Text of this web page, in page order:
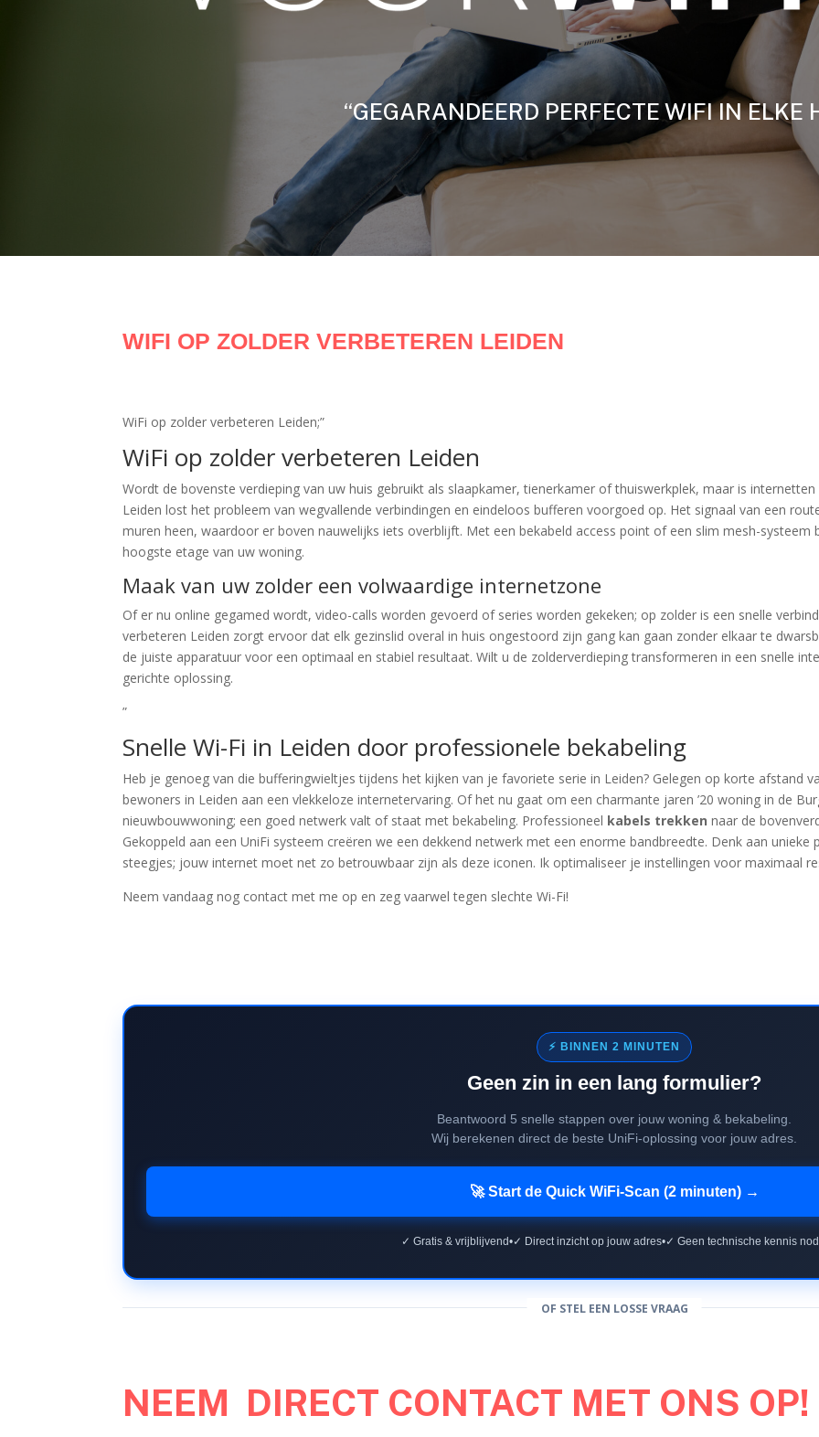
“GEGARANDEERD PERFECTE WIFI IN ELKE
WIFI OP ZOLDER VERBETEREN LEIDEN
WiFi op zolder verbeteren Leiden;”
WiFi op zolder verbeteren Leiden
Wordt de bovenste verdieping van uw huis gebruikt als slaapkamer, tienerkamer of thuiswerkplek, maar is
Leiden lost het probleem van wegvallende verbindingen en eindeloos bufferen voorgoed op. Het signaal van een
muren heen, waardoor er boven nauwelijks iets overblijft. Met een bekabeld access point of een slim mesh-systeem
hoogste etage van uw woning.
Maak van uw zolder een volwaardige internetzone
Of er nu online gegamed wordt, video-calls worden gevoerd of series worden gekeken; op zolder is een snelle
verbeteren Leiden zorgt ervoor dat elk gezinslid overal in huis ongestoord zijn gang kan gaan zonder elkaar te
de juiste apparatuur voor een optimaal en stabiel resultaat. Wilt u de zolderverdieping transformeren in een snelle
gerichte oplossing.
”
Snelle Wi-Fi in Leiden door professionele bekabeling
Heb je genoeg van die bufferingwieltjes tijdens het kijken van je favoriete serie in Leiden? Gelegen op korte afstand
bewoners in Leiden aan een vlekkeloze internetervaring. Of het nu gaat om een charmante jaren ’20 woning in de
nieuwbouwwoning; een goed netwerk valt of staat met bekabeling. Professioneel kabels trekken naar de
Gekoppeld aan een UniFi systeem creëren we een dekkend netwerk met een enorme bandbreedte. Denk aan
steegjes; jouw internet moet net zo betrouwbaar zijn als deze iconen. Ik optimaliseer je instellingen voor maximaal
Neem vandaag nog contact met me op en zeg vaarwel tegen slechte Wi-Fi!
⚡ BINNEN 2 MINUTEN
Geen zin in een lang formulier?
Beantwoord 5 snelle stappen over jouw woning & bekabeling.
Wij berekenen direct de beste UniFi-oplossing voor jouw adres.
🚀 Start de Quick WiFi-Scan (2 minuten) →
✓ Gratis & vrijblijvend•✓ Direct inzicht op jouw adres•✓ Geen technische kennis
OF STEL EEN LOSSE VRAAG
NEEM DIRECT CONTACT MET ONS OP!